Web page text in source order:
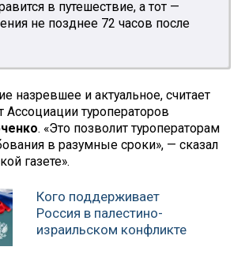
в путешествие, а тот —
не позднее 72 часов после
назревшее и актуальное, считает
Ассоциации туроператоров
. «Это позволит туроператорам
в разумные сроки», — сказал
газете».
Кого поддерживает
Россия в палестино-
израильском конфликте